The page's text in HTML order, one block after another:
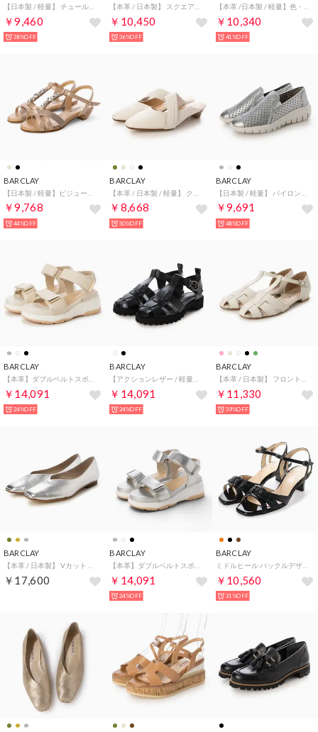
【日本製 / 軽量】 チュールレースバレエシューズ （BLKF2）
￥9,460
38%OFF
【本革 / 日本製】 スクエアトゥ ソフトレザー ローヒール ミュールパンプス （GYH）
￥10,450
36%OFF
【本革 /日本製 / 軽量】色・素材コンビデザインサンダル （BLKF）
￥10,340
41%OFF
BARCLAY
￥9,768
44%OFF
BARCLAY
￥8,668
50%OFF
BARCLAY
￥9,691
48%OFF
BARCLAY
【本革】ダブルベルトスポーツサンダル （IV）
￥14,091
24%OFF
BARCLAY
【アクションレザー / 軽量】サスティナブル リラックスグルカサンダル （BLK）
￥14,091
24%OFF
BARCLAY
【本革 / 日本製】 フロントスリットデザイン Tストラップ カッターパンプス （IV）
￥11,330
39%OFF
BARCLAY
￥17,600
BARCLAY
￥14,091
24%OFF
BARCLAY
ミドルヒール バックルデザイン ネックベルトベーシックサンダル （BLK）
￥10,560
31%OFF